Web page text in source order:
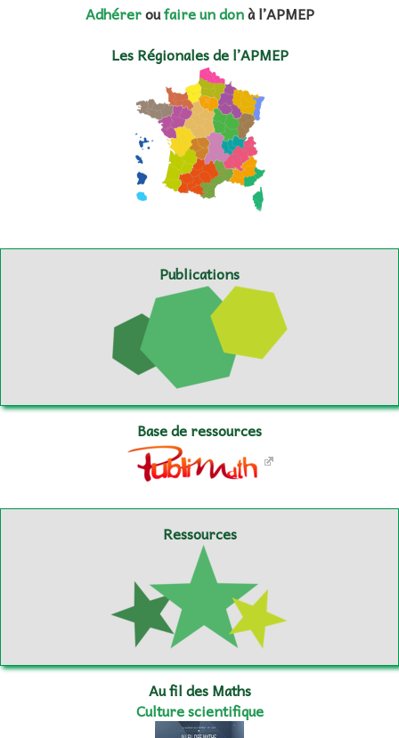
Adhéreroufaire un donà l’APMEP
Les Régionales de l’APMEP
Publications
Base de ressources
Ressources
Au fil des Maths
Culture scientifique